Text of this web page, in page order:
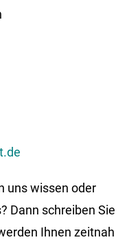
uns wissen oder
Dann schreiben Sie
Ihnen zeitnah